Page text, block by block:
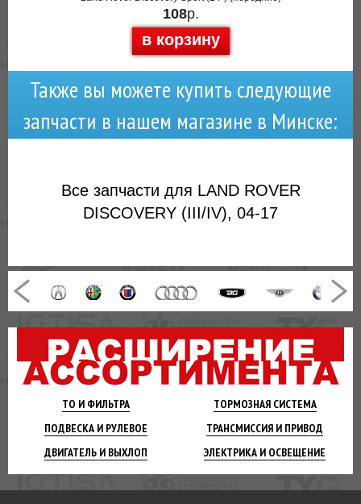
ТО И ФИЛЬТРА ТОРМОЗНАЯСИСТЕМА
ПОДВЕСКА И РУЛЕВОЕ ТРАНСМИССИЯ И ПРИВОД
ДВИГАТЕЛЬ И ВЫХЛОП ЭЛЕКТРИКА И ОСВЕЩЕНИЕ
108р.
в корзину
Также вы можете купить следующие
запчасти в нашем магазине в Минске:
Все запчасти для LAND ROVER
DISCOVERY (III/IV), 04-17